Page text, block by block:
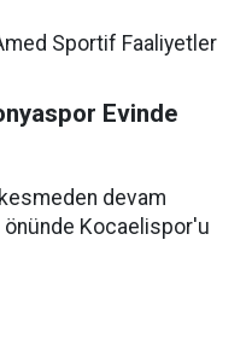
Sportif Faaliyetler
Evinde
devam
önünde Kocaelispor'u